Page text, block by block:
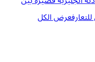
عرض الكل